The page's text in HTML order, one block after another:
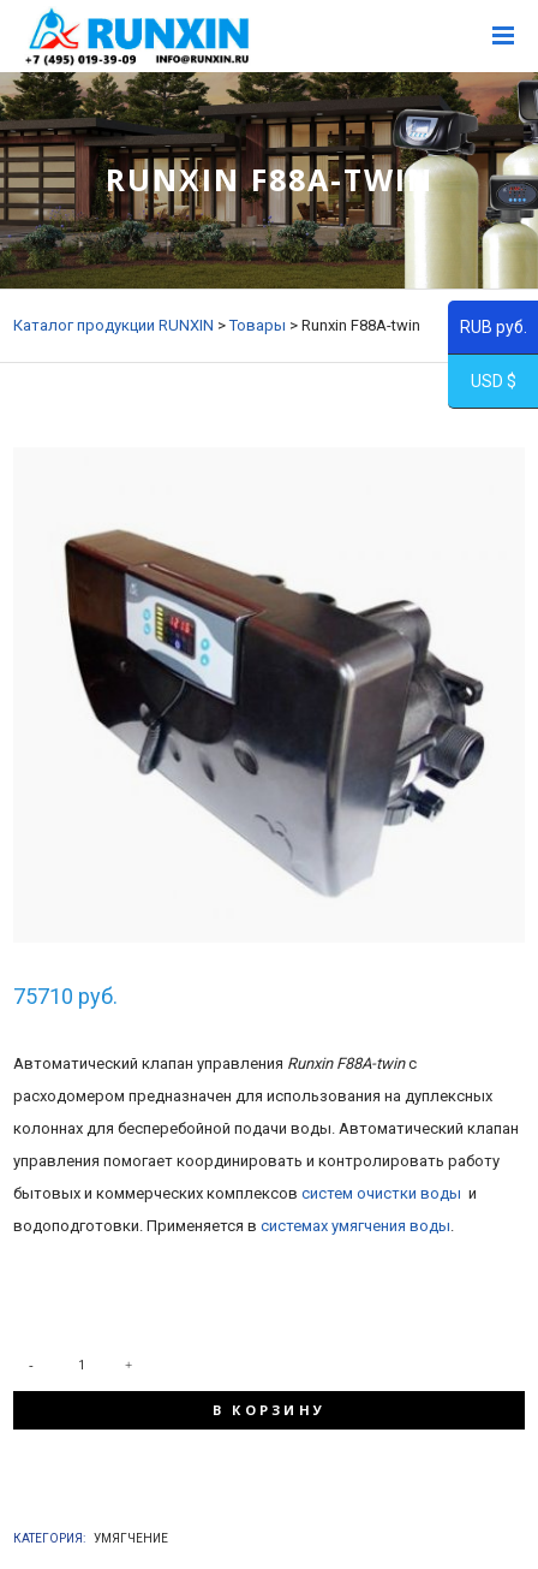
RUNXIN F88A-TWIN
Каталог продукции RUNXIN >Товары >Runxin F88A-twin
75710 руб.
Автоматический клапан управления Runxin F88A-twinс
расходомером предназначен для использования на дуплексных
колоннах для бесперебойной подачи воды. Автоматический клапан
управления помогает координировать и контролировать работу
бытовых и коммерческих комплексовсистем очистки воды и
водоподготовки. Применяется всистемах умягчения воды
В КОРЗИНУ
КАТЕГОРИЯ: УМЯГЧЕНИЕ
RUB руб.
USD $